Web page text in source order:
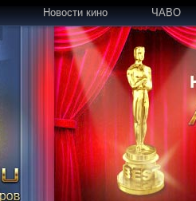
Новости кино ЧАВО